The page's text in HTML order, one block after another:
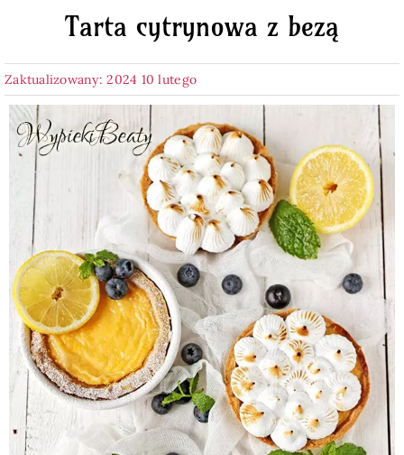
Desery
Napoje
Pieczywo
Przetwory
Posiłki
Zdrowo i fit
Kuchnie świata
Tarta cytrynowa z bezą
Zaktualizowany: 2024 10 lutego